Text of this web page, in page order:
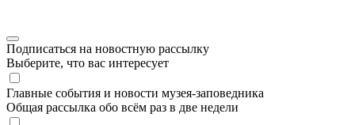
Подписаться на новостную рассылку
Выберите, что вас интересует
Главные события и новости музея-заповедника
Общая рассылка обо всём раз в две недели